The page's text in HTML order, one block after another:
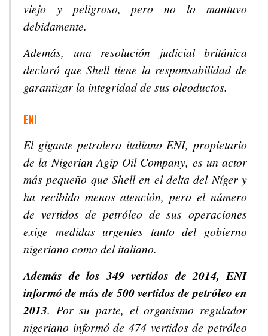
viejo y peligroso, pero no lo mantuvo
debidamente.
Además, una resolución judicial británica
declaró que Shell tiene la responsabilidad de
garantizar la integridad de sus oleoductos.
ENI
El gigante petrolero italiano ENI, propietario
de la Nigerian Agip Oil Company, es un actor
más pequeño que Shell en el delta del Níger y
ha recibido menos atención, pero el número
de vertidos de petróleo de sus operaciones
exige medidas urgentes tanto del gobierno
nigeriano como del italiano.
Además de los 349 vertidos de 2014, ENI
informó de más de 500 vertidos de petróleo en
2013. Por su parte, el organismo regulador
nigeriano informó de 474 vertidos de petróleo